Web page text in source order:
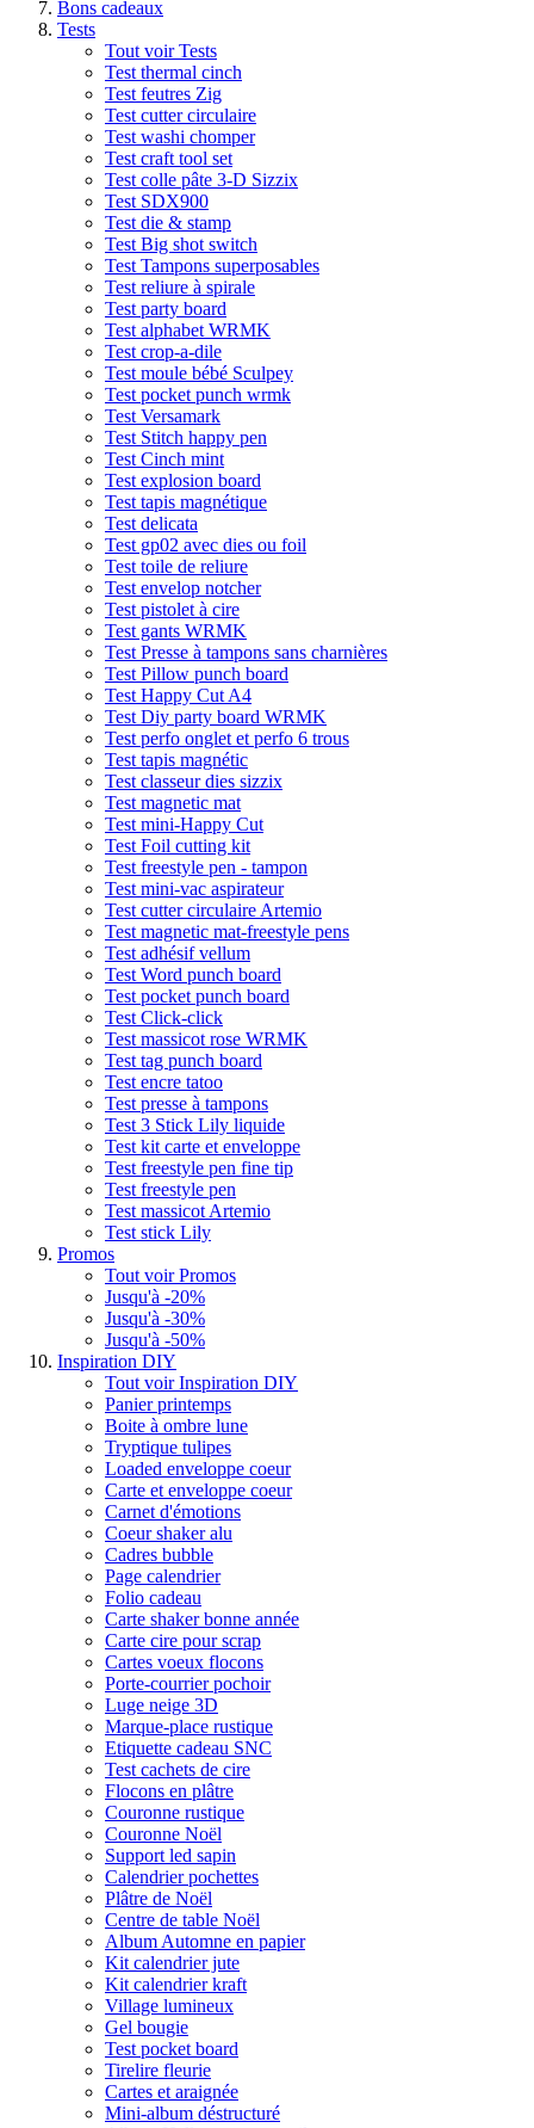
Bons cadeaux
Tests
Tout voir Tests
Test thermal cinch
Test feutres Zig
Test cutter circulaire
Test washi chomper
Test craft tool set
Test colle pâte 3-D Sizzix
Test SDX900
Test die & stamp
Test Big shot switch
Test Tampons superposables
Test reliure à spirale
Test party board
Test alphabet WRMK
Test crop-a-dile
Test moule bébé Sculpey
Test pocket punch wrmk
Test Versamark
Test Stitch happy pen
Test Cinch mint
Test explosion board
Test tapis magnétique
Test delicata
Test gp02 avec dies ou foil
Test toile de reliure
Test envelop notcher
Test pistolet à cire
Test gants WRMK
Test Presse à tampons sans charnières
Test Pillow punch board
Test Happy Cut A4
Test Diy party board WRMK
Test perfo onglet et perfo 6 trous
Test tapis magnétic
Test classeur dies sizzix
Test magnetic mat
Test mini-Happy Cut
Test Foil cutting kit
Test freestyle pen - tampon
Test mini-vac aspirateur
Test cutter circulaire Artemio
Test magnetic mat-freestyle pens
Test adhésif vellum
Test Word punch board
Test pocket punch board
Test Click-click
Test massicot rose WRMK
Test tag punch board
Test encre tatoo
Test presse à tampons
Test 3 Stick Lily liquide
Test kit carte et enveloppe
Test freestyle pen fine tip
Test freestyle pen
Test massicot Artemio
Test stick Lily
Promos
Tout voir Promos
Jusqu'à -20%
Jusqu'à -30%
Jusqu'à -50%
Inspiration DIY
Tout voir Inspiration DIY
Panier printemps
Boite à ombre lune
Tryptique tulipes
Loaded enveloppe coeur
Carte et enveloppe coeur
Carnet d'émotions
Coeur shaker alu
Cadres bubble
Page calendrier
Folio cadeau
Carte shaker bonne année
Carte cire pour scrap
Cartes voeux flocons
Porte-courrier pochoir
Luge neige 3D
Marque-place rustique
Etiquette cadeau SNC
Test cachets de cire
Flocons en plâtre
Couronne rustique
Couronne Noël
Support led sapin
Calendrier pochettes
Plâtre de Noël
Centre de table Noël
Album Automne en papier
Kit calendrier jute
Kit calendrier kraft
Village lumineux
Gel bougie
Test pocket board
Tirelire fleurie
Cartes et araignée
Mini-album déstructuré